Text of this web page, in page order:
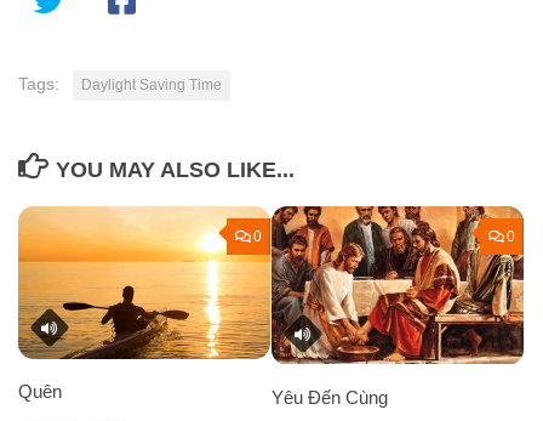
Tags: Daylight Saving Time
YOU MAY ALSO LIKE...
0
Quên
0
Yêu Đến Cùng